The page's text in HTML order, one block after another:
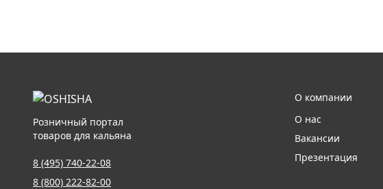
Розничный портал
товаров для кальяна
8 (495) 740-22-08
8 (800) 222-82-00
О компании
О нас
Вакансии
Презентация